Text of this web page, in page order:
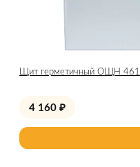
Щит герметичный ОЩН 461
4 160 ₽